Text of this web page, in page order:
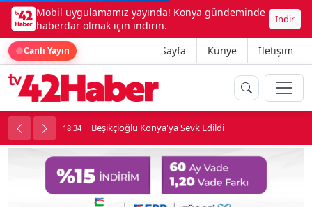
Mobil uygulamamız yayında! Konya gündeminde
haberdar olmak için indirin.
İndir
Canlı Yayın Ana Sayfa Künye İletişim
girdi 18:34 Beşikçioğlu Konya'ya Sevk Edildi